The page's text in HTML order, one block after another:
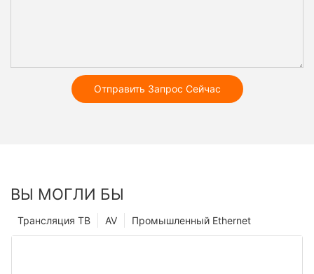
Отправить Запрос Сейчас
ВЫ МОГЛИ БЫ
Промышленный Ethernet
AV
Трансляция ТВ